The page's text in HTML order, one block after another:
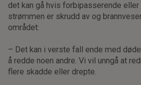
det kan gå hvis forbipasserende
strømmen er skrudd av og
området:
– Det kan i verste fall ende med
å redde noen andre. Vi vil unngå at
flere skadde eller drepte.